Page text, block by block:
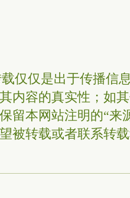
仅仅是出于传播信
内容的真实性；如
留本网站注明的“来
被转载或者联系转